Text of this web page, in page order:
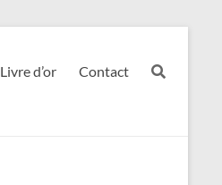
Livre d’or Contact